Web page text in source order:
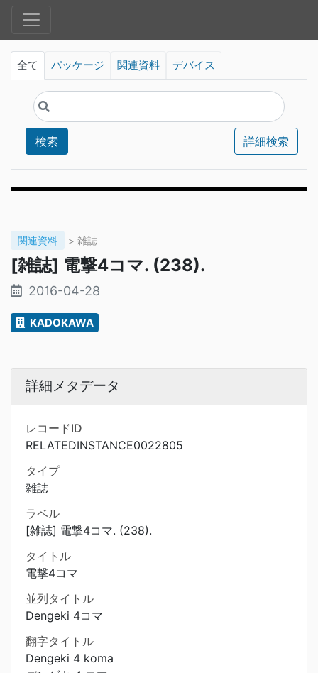
全て パッケージ 関連資料 デバイス
検索 詳細検索
関連資料 > 雑誌
[雑誌] 電撃4コマ. (238).
2016-04-28
KADOKAWA
詳細メタデータ
レコードID
RELATEDINSTANCE0022805
タイプ
雑誌
ラベル
[雑誌] 電撃4コマ. (238).
タイトル
電撃4コマ
並列タイトル
Dengeki 4コマ
翻字タイトル
Dengeki 4 koma